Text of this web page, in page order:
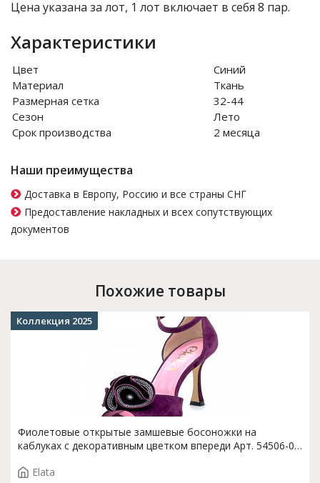
Цена указана за лот, 1 лот включает в себя 8 пар.
Характеристики
Цвет
Синий
Материал
Ткань
Размерная сетка
32-44
Сезон
Лето
Срок производства
2 месяца
Наши преимущества
Доставка в Европу, Россию и все страны СНГ
Предоставление накладных и всех сопутствующих
документов
Похожие товары
Фиолетовые открытые замшевые босоножки на
каблуках с декоративным цветком впереди Арт. 54506-0
Elata
Коллекция 2025